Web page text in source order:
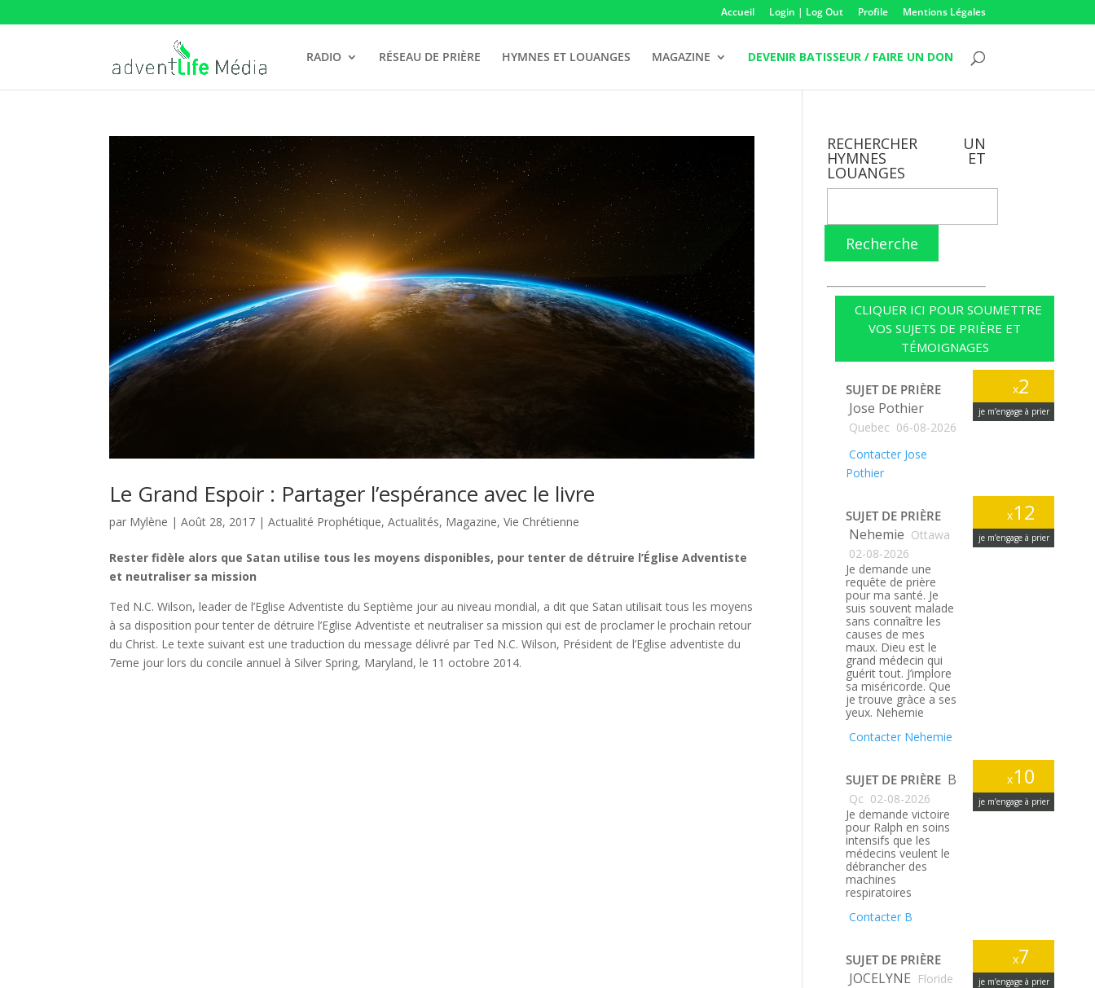
Accueil Login | Log Out Profile Mentions Légales
RADIO RÉSEAU DE PRIÈRE HYMNES ET LOUANGES MAGAZINE DEVENIR BATISSEUR / FAIRE UN DON
Le Grand Espoir : Partager l’espérance avec le livre
par Mylène |Août 28, 2017 |Actualité Prophétique,Actualités, Magazine,Vie Chrétienne
Rester fidèle alors que Satan utilise tous les moyens disponibles, pour tenter de détruire l’Église Adventiste
et neutraliser sa mission
Ted N.C. Wilson, leader de l’Eglise Adventiste du Septième jour au niveau mondial, a dit que Satan utilisait tous les moyens
à sa disposition pour tenter de détruire l’Eglise Adventiste et neutraliser sa mission qui est de proclamer le prochain retour
du Christ. Le texte suivant est une traduction du message délivré par Ted N.C. Wilson, Président de l’Eglise adventiste du
7eme jour lors du concile annuel à Silver Spring, Maryland, le 11 octobre 2014.
RECHERCHER UN
HYMNES ET
LOUANGES
Recherche
CLIQUER ICI POUR SOUMETTRE
VOS SUJETS DE PRIÈRE ET
TÉMOIGNAGES
x2
je m’engage à prier
SUJET DE PRIÈRE
Jose Pothier
Quebec 06-08-2026
Contacter Jose
Pothier
x12
je m’engage à prier
SUJET DE PRIÈRE
Nehemie Ottawa
02-08-2026
Je demande une
requête de prière
pour ma santé. Je
suis souvent malade
sans connaître les
causes de mes
maux. Dieu est le
grand médecin qui
guérit tout. J’implore
sa miséricorde. Que
je trouve gràce a ses
yeux. Nehemie
Contacter Nehemie
x10
je m’engage à prier
SUJET DE PRIÈRE B
Qc 02-08-2026
Je demande victoire
pour Ralph en soins
intensifs que les
médecins veulent le
débrancher des
machines
respiratoires
Contacter B
x7
je m’engage à prier
SUJET DE PRIÈRE
JOCELYNE Floride